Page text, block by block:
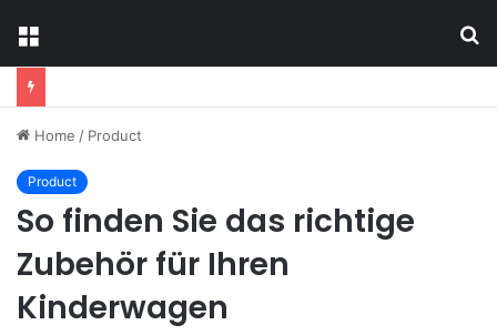
Home / Product
Product
So finden Sie das richtige
Zubehör für Ihren
Kinderwagen